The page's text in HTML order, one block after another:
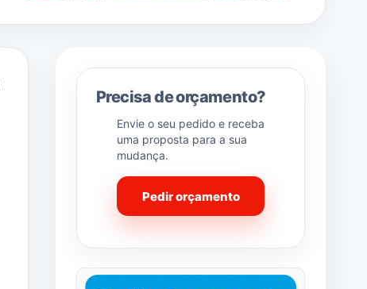
Precisa de orçamento?
Envie o seu pedido e receba
uma proposta para a sua
mudança.
Pedir orçamento